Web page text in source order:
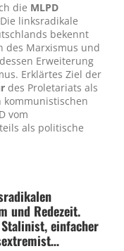
die MLPD
linksradikale
bekennt
des Marxismus und
Erweiterung
Erklärtes Ziel der
des Proletariats als
kommunistischen
vom
als politische
und Redezeit.
einfacher